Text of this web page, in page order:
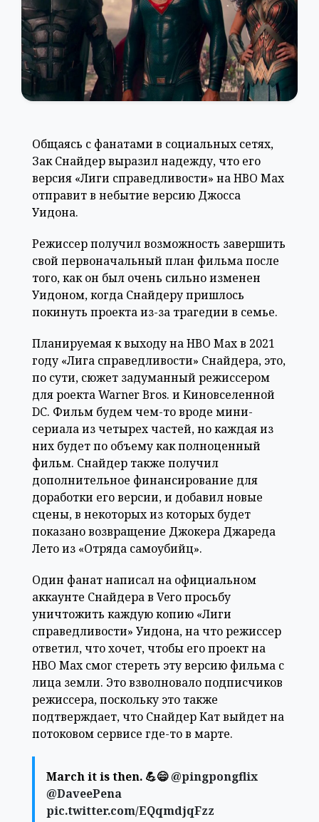
Общаясь с фанатами в социальных сетях,
Зак Снайдер выразил надежду, что его
версия «Лиги справедливости» на HBO Max
отправит в небытие версию Джосса
Уидона.
Режиссер получил возможность завершить
свой первоначальный план фильма после
того, как он был очень сильно изменен
Уидоном, когда Снайдеру пришлось
покинуть проекта из-за трагедии в семье.
Планируемая к выходу на HBO Max в 2021
году «Лига справедливости» Снайдера, это,
по сути, сюжет задуманный режиссером
для роекта Warner Bros. и Киновселенной
DC. Фильм будем чем-то вроде мини-
сериала из четырех частей, но каждая из
них будет по объему как полноценный
фильм. Снайдер также получил
дополнительное финансирование для
доработки его версии, и добавил новые
сцены, в некоторых из которых будет
показано возвращение Джокера Джареда
Лето из «Отряда самоубийц».
Один фанат написал на официальном
аккаунте Снайдера в Vero просьбу
уничтожить каждую копию «Лиги
справедливости» Уидона, на что режиссер
ответил, что хочет, чтобы его проект на
HBO Max смог стереть эту версию фильма с
лица земли. Это взволновало подписчиков
режиссера, поскольку это также
подтверждает, что Снайдер Кат выйдет на
потоковом сервисе где-то в марте.
March it is then. 💪😄@pingpongflix
@DaveePena
pic.twitter.com/EQqmdjqFzz